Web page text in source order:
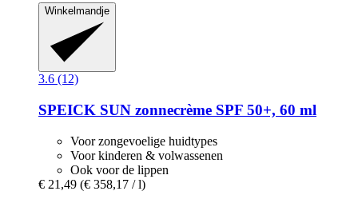
Winkelmandje
3.6 (12)
SPEICK SUN zonnecrème SPF 50+, 60 ml
Voor zongevoelige huidtypes
Voor kinderen & volwassenen
Ook voor de lippen
€ 21,49 (€ 358,17 / l)